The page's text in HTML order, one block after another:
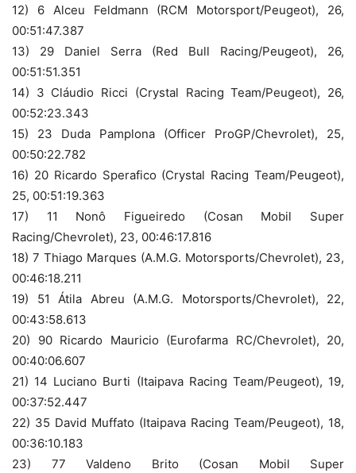
12) 6 Alceu Feldmann (RCM Motorsport/Peugeot), 26,
00:51:47.387
13) 29 Daniel Serra (Red Bull Racing/Peugeot), 26,
00:51:51.351
14) 3 Cláudio Ricci (Crystal Racing Team/Peugeot), 26,
00:52:23.343
15) 23 Duda Pamplona (Officer ProGP/Chevrolet), 25,
00:50:22.782
16) 20 Ricardo Sperafico (Crystal Racing Team/Peugeot),
25, 00:51:19.363
17) 11 Nonô Figueiredo (Cosan Mobil Super
Racing/Chevrolet), 23, 00:46:17.816
18) 7 Thiago Marques (A.M.G. Motorsports/Chevrolet), 23,
00:46:18.211
19) 51 Átila Abreu (A.M.G. Motorsports/Chevrolet), 22,
00:43:58.613
20) 90 Ricardo Mauricio (Eurofarma RC/Chevrolet), 20,
00:40:06.607
21) 14 Luciano Burti (Itaipava Racing Team/Peugeot), 19,
00:37:52.447
22) 35 David Muffato (Itaipava Racing Team/Peugeot), 18,
00:36:10.183
23) 77 Valdeno Brito (Cosan Mobil Super